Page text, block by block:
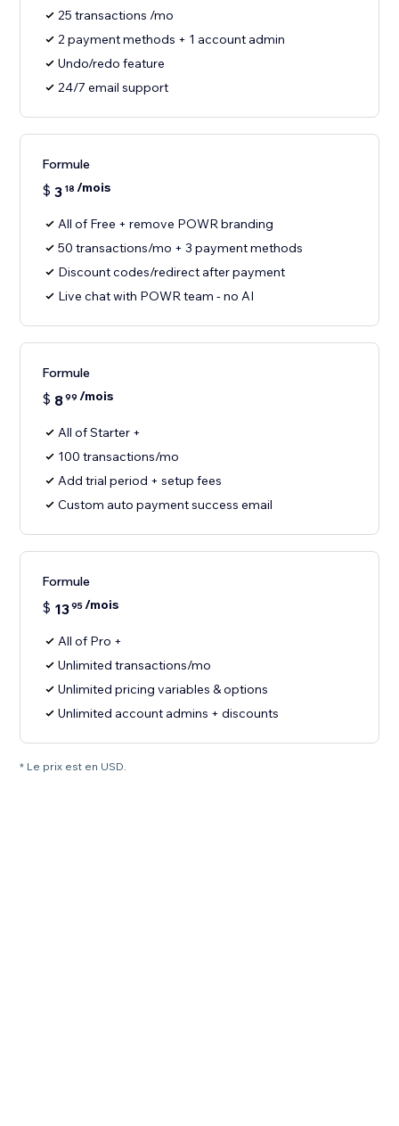
25 transactions /mo
2 payment methods + 1 account admin
Undo/redo feature
24/7 email support
Formule
$ 3 18 /mois
All of Free + remove POWR branding
50 transactions/mo + 3 payment methods
Discount codes/redirect after payment
Live chat with POWR team - no AI
Formule
$ 899 /mois
All of Starter +
100 transactions/mo
Add trial period + setup fees
Custom auto payment success email
Formule
$ 1395/mois
All of Pro +
Unlimited transactions/mo
Unlimited pricing variables & options
Unlimited account admins + discounts
* Le prix est en USD.